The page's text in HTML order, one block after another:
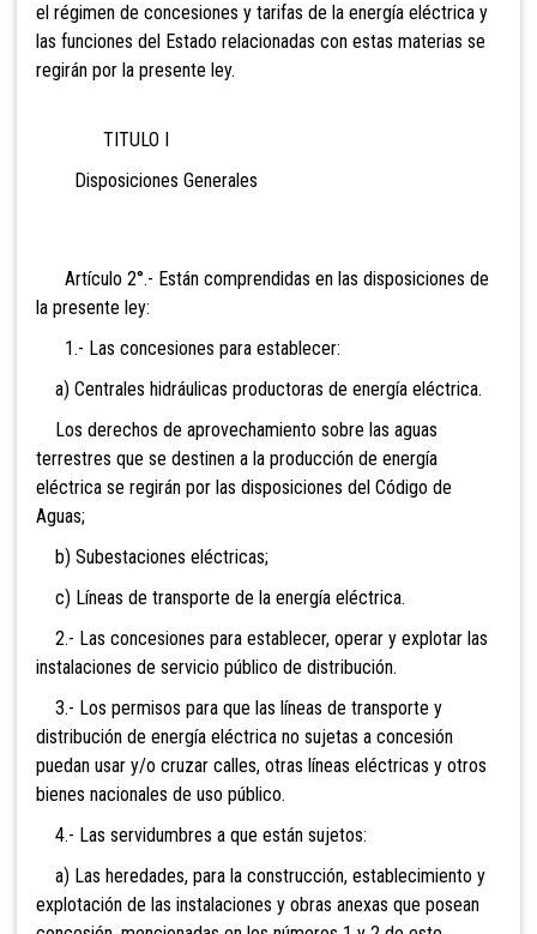
el régimen de concesiones y tarifas de la energía eléctrica y
las funciones del Estado relacionadas con estas materias se
regirán por la presente ley.
TITULO I
Disposiciones Generales
Artículo 2°.- Están comprendidas en las disposiciones de
la presente ley:
1.- Las concesiones para establecer:
a) Centrales hidráulicas productoras de energía eléctrica.
Los derechos de aprovechamiento sobre las aguas
terrestres que se destinen a la producción de energía
eléctrica se regirán por las disposiciones del Código de
Aguas;
b) Subestaciones eléctricas;
c) Líneas de transporte de la energía eléctrica.
2.- Las concesiones para establecer, operar y explotar las
instalaciones de servicio público de distribución.
3.- Los permisos para que las líneas de transporte y
distribución de energía eléctrica no sujetas a concesión
puedan usar y/o cruzar calles, otras líneas eléctricas y otros
bienes nacionales de uso público.
4.- Las servidumbres a que están sujetos:
a) Las heredades, para la construcción, establecimiento y
explotación de las instalaciones y obras anexas que posean